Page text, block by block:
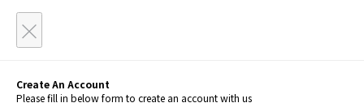
×
Create An Account
Please fill in below form to create an account with us